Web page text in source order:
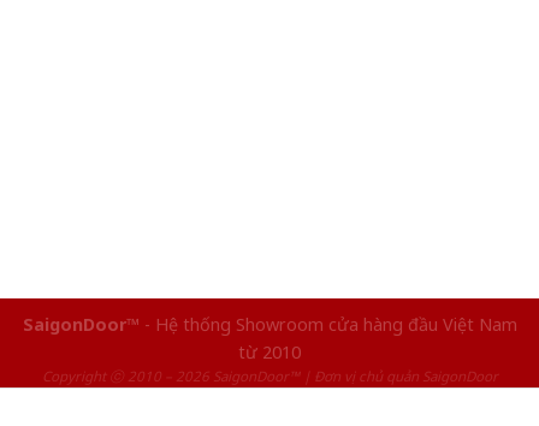
SaigonDoor™ - Hệ thống Showroom cửa hàng đầu Việt Nam
từ 2010
Copyright ⓒ 2010 – 2026 SaigonDoor™ | Đơn vị chủ quản SaigonDoor